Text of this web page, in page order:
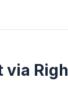
via